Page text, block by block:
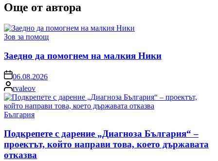
Още от автора
Posted
Зов за помощ
Заедно да помогнем на малкия Ники
on06.08.2026
Posted
by
rvaleov
Posted
България
Подкрепете с дарение „Диагноза България“ –
проектът, който направи това, което държавата
отказва